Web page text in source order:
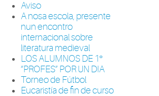
Aviso
A nosa escola, presente
nun encontro
internacional sobre
literatura medieval
LOS ALUMNOS DE 1º
“PROFES” POR UN DIA
Torneo de Fútbol
Eucaristía de fin de curso